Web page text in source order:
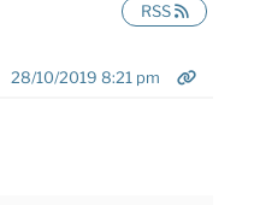
RSS
28/10/2019 8:21 pm